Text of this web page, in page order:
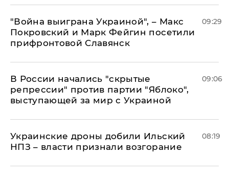
"Война выиграна Украиной", – Макс
Покровский и Марк Фейгин посетили
прифронтовой Славянск
09:29
В России начались "скрытые
репрессии" против партии "Яблоко",
выступающей за мир с Украиной
09:06
Украинские дроны добили Ильский
НПЗ – власти признали возгорание
08:19